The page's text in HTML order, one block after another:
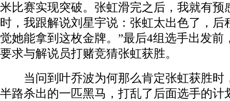
米比赛实现突破。张虹滑完之后，我就有预
时，我跟解说刘星宇说：张虹太出色了，后
觉她能拿到这枚金牌。”最后4组选手出发前
要求与解说员打赌竞猜张虹获胜。
当问到叶乔波为何那么肯定张虹获胜时
半路杀出的一匹黑马，打乱了后面选手的计